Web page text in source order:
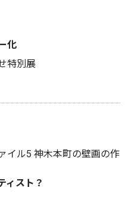
化
特別展
イル5 神木本町の壁画の作
ィスト？